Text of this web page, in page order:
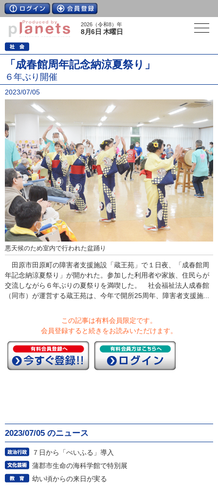
2026（令和8）年
8月6日 木曜日
「成春館周年記念納涼夏祭り」
６年ぶり開催
2023/07/05
悪天候のため室内で行われた盆踊り
田原市田原町の障害者支援施設「蔵王苑」で１日夜、「成春館周
年記念納涼夏祭り」が開かれた。参加した利用者や家族、住民らが
交流しながら６年ぶりの夏祭りを満喫した。 社会福祉法人成春館
（同市）が運営する蔵王苑は、今年で開所25周年、障害者支援施...
この記事は有料会員限定です。
会員登録すると続きをお読みいただけます。
2023/07/05 のニュース
７日から「ぺいふる」導入
蒲郡市生命の海科学館で特別展
幼い頃からの来日が実る